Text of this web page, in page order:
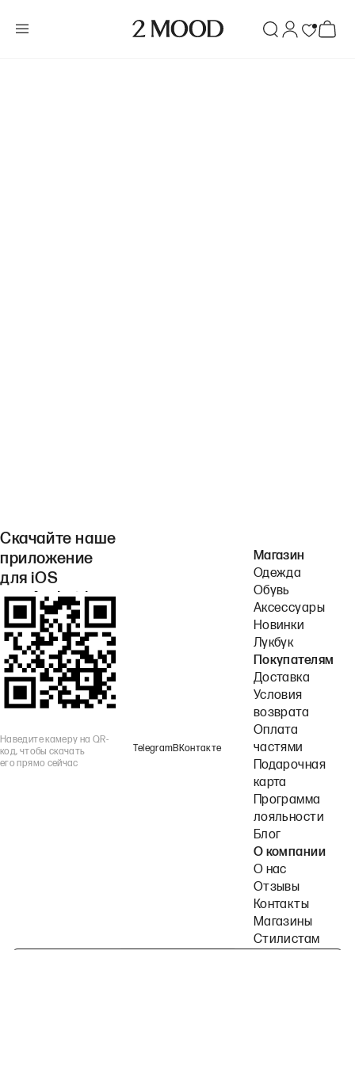
Скачайте наше
приложение
для iOS
или Android.
Наведите камеру на QR-
код, чтобы скачать
его прямо сейчас
TelegramВКонтакте
Магазин
Одежда
Обувь
Аксессуары
Новинки
Лукбук
Покупателям
Доставка
Условия
возврата
Оплата
частями
Подарочная
карта
Программа
лояльности
Блог
О компании
О нас
Отзывы
Контакты
Магазины
Стилистам